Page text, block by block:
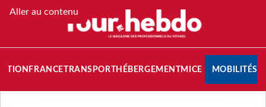
Aller au contenu
FRANCETRANSPORT HÉBERGEMENTMICE MOBILITÉS